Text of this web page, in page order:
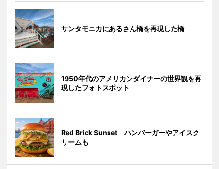
サンタモニカにあるさん橋を再現した橋
1950年代のアメリカンダイナーの世界観を再
現したフォトスポット
Red Brick Sunset ハンバーガーやアイスク
リームも